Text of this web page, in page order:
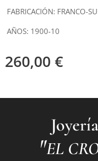
FABRICACIÓN: FRANCO-
AÑOS: 1900-10
260,00 €
"EL